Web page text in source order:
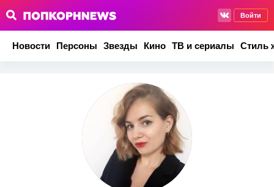
Войти
Новости Персоны Звезды Кино ТВ и сериалы Стиль